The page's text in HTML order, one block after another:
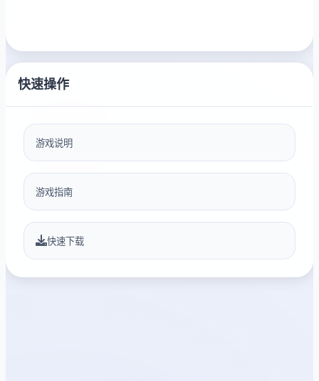
快速操作
游戏说明
游戏指南
快速下载